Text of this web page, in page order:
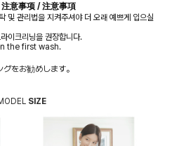
意事项 / 注意事項
및 관리법을 지켜주셔야 더 오래 예쁘게 입으실
이크리닝을 권장합니다.
the first wash.
をお勧めします。
SIZE